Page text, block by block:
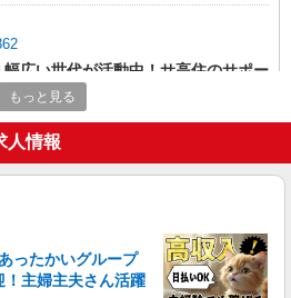
幅広い世代が活動中！サ高住のサポー
円〜2150円 ＜日払い有/週払い有/交
(ガソリン代含む)＞
最寄り駅：新鹿沼
会社 メディカルケア事業部/宇都宮オフ
もっと見る
人情報
ったかいグループ
主婦主夫さん活躍